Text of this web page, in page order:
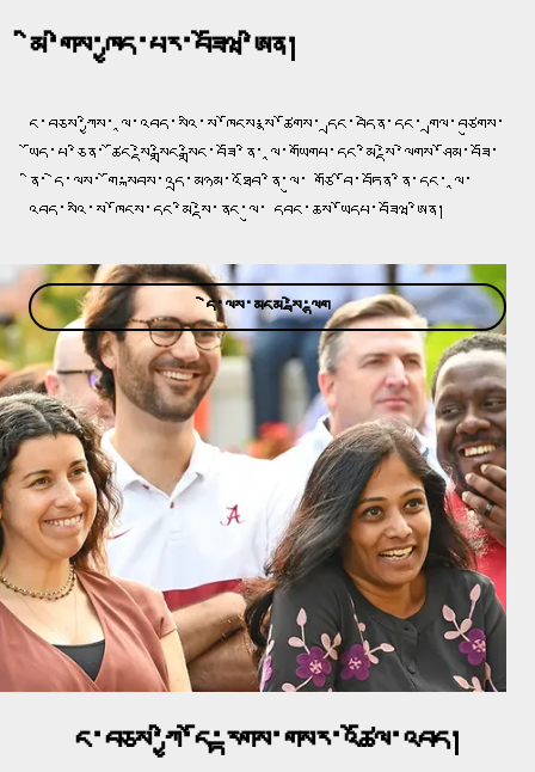
མི་གིས་ཁྱད་པར་བཟོཝ་ཨིན།
ང་བཅས་ཀྱིས་ ལཱ་འབད་སའི་ས་ཁོངས་སྣ་ཚོགས་ དྲང་བདེན་དང་ གྲལ་བཙུགས་
ཡོད་པ་ཅིན་ ཚོང་སྡེ་སྒྲིང་སྒྲིང་བཟོ་ནི་ ལཱ་གཡོགཔ་དང་མི་སྡེ་ལེགས་ཤོམ་བཟོ་
ནི་ དེ་ལས་ གོ་སྐབས་འདྲ་མཉམ་འཐོབ་ནི་ལུ་ གཙོ་བོ་བཏོན་ནི་དང་ ལཱ་
འབད་སའི་ས་ཁོངས་དང་མི་སྡེ་ནང་ལུ་ དབང་ཆས་ཡོདཔ་བཟོཝ་ཨིན།
དེ་ལས་མངམ་སྦེ་ལྷག
ང་བཅས་ཀྱི་ངོ་རྟགས་གསར་འཚོལ་འབད།